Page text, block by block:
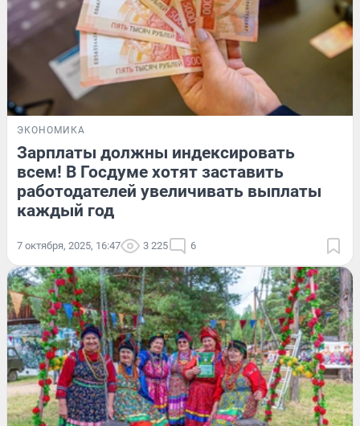
ЭКОНОМИКА
Зарплаты должны индексировать
всем! В Госдуме хотят заставить
работодателей увеличивать выплаты
каждый год
7 октября, 2025, 16:47 3 225 6